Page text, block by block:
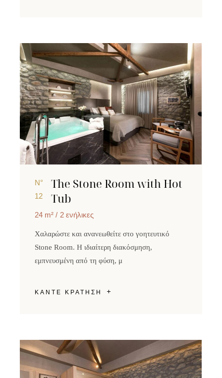
N°
12
The Stone Room with Hot
Tub
24 m² 2 ενήλικες
Χαλαρώστε και ανανεωθείτε στο γοητευτικό
Stone Room. Η ιδιαίτερη διακόσμηση,
εμπνευσμένη από τη φύση, μ
ΚΑΝΤΕ ΚΡΑΤΗΣΗ